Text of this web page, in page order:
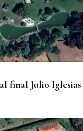
final Julio